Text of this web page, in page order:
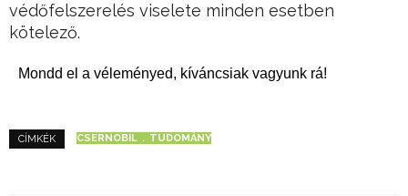
védőfelszerelés viselete minden esetben
kötelező.
Mondd el a véleményed, kíváncsiak vagyunk rá!
CÍMKÉK CSERNOBIL TUDOMÁNY